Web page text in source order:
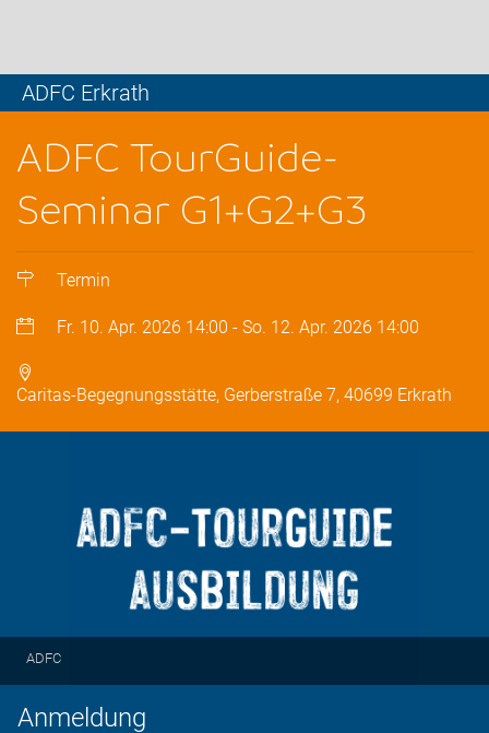
ADFC Erkrath
ADFC TourGuide-
Seminar G1+G2+G3
Termin
Fr. 10. Apr. 2026 14:00 -So. 12. Apr. 2026 14:00
Caritas-Begegnungsstätte, Gerberstraße 7, 40699 Erkrath
ADFC
Anmeldung